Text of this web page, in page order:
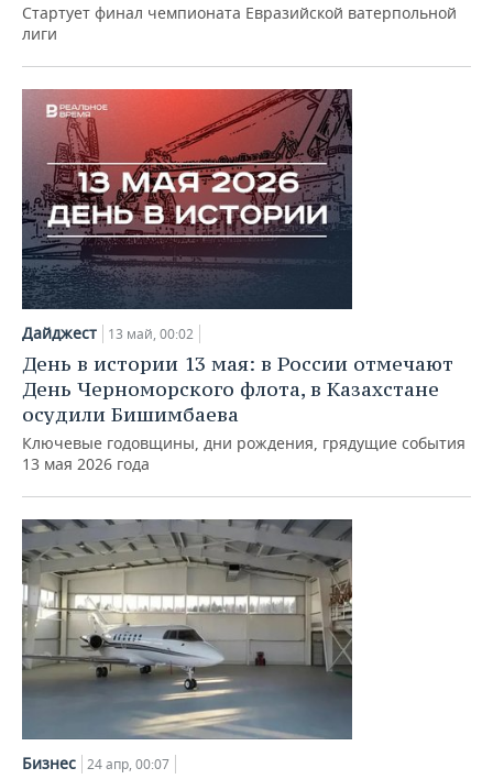
Стартует финал чемпионата Евразийской ватерпольной
лиги
Дайджест 13 май, 00:02
День в истории 13 мая: в России отмечают
День Черноморского флота, в Казахстане
осудили Бишимбаева
Ключевые годовщины, дни рождения, грядущие события
13 мая 2026 года
Бизнес 24 апр, 00:07